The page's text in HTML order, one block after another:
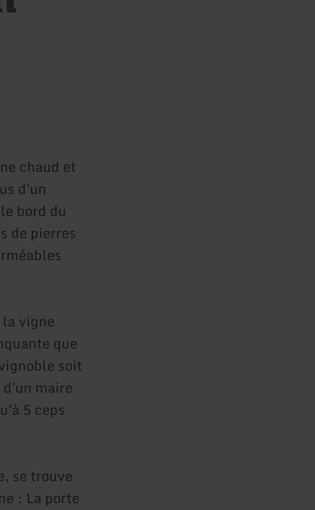
chaud et
d'un
bord du
de pierres
vigne
que
soit
maire
5 ceps
se trouve
: La porte